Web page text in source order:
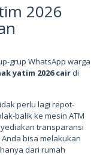
2026
grup WhatsApp warga
yatim 2026 cairdi
perlu lagi repot-
balik ke mesin ATM
transparansi
bisa melakukan
dari rumah